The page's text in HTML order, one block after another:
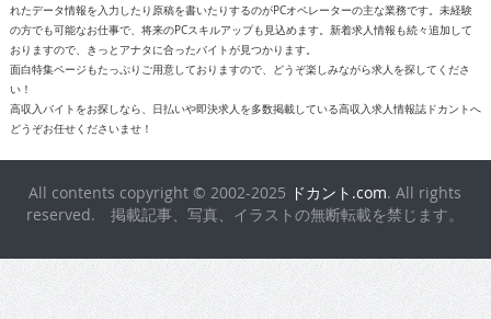
れたデータ情報を入力したり原稿を書いたりするのがPCオペレーターの主な業務です。未経験
の方でも可能なお仕事で、将来のPCスキルアップも見込めます。新着求人情報も続々追加して
おりますので、きっとアナタに合ったバイトが見つかります。
面白特集ページもたっぷりご用意しておりますので、どうぞ楽しみながら求人を探してくださ
い！
高収入バイトをお探しなら、日払いや即決求人を多数掲載している高収入求人情報誌ドカントへ
どうぞお任せくださいませ！
All contents copyright © 2002-2025 ドカント.com. All rights
reserved. 掲載記事、写真、イラストの無断転載を禁じます。